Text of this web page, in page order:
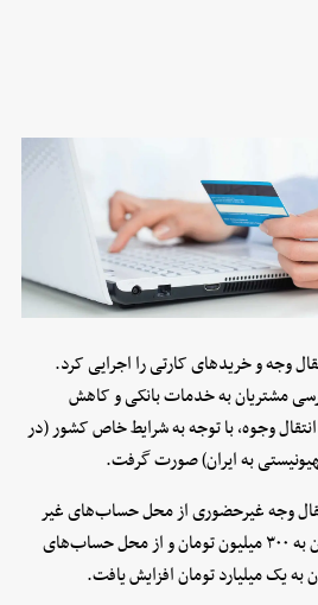
وجه و خریدهای کارتی را اجرایی کرد.
مشتریان به خدمات بانکی و کاهش
وجوه، با توجه به شرایط خاص کشور (در
به ایران) صورت گرفت.
وجه غیرحضوری از محل حساب‌های غیر
تجاری از روزانه ۲۰۰ میلیون تومان به ۳۰۰ میلیون تومان و از محل حساب‌های